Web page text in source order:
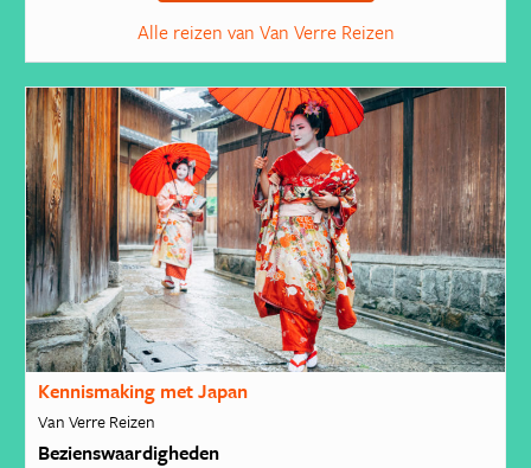
Alle reizen van Van Verre Reizen
Kennismaking met Japan
Van Verre Reizen
Bezienswaardigheden